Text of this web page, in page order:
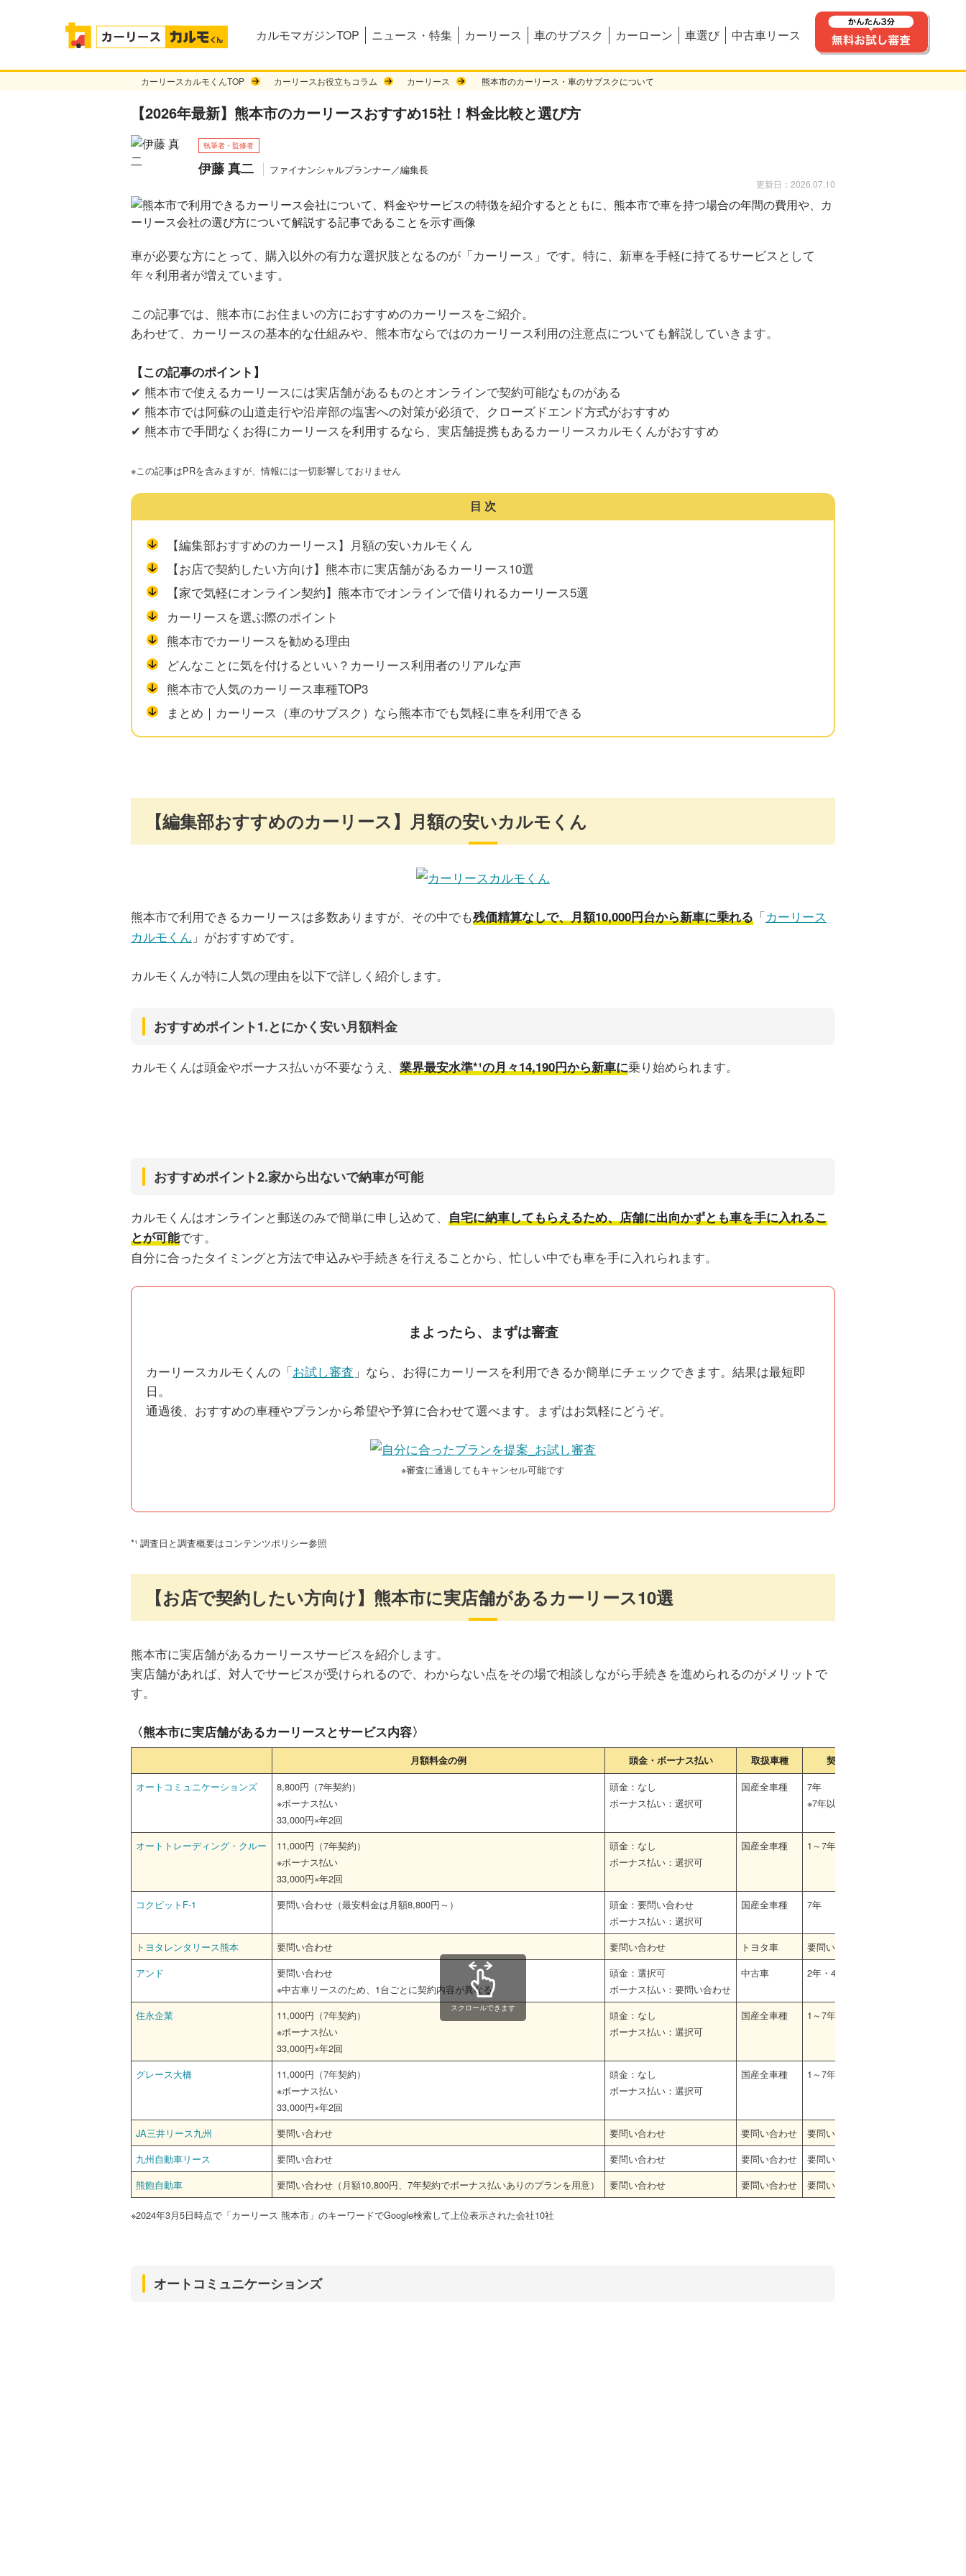
カルモマガジンTOP ニュース・特集 カーリース 車のサブスク カーローン 車選び 中古車リース
カーリースカルモくんTOP カーリースお役立ちコラム カーリース 熊本市のカーリース・車のサブスクについて
【2026年最新】熊本市のカーリースおすすめ15社！料金比較と選び方
執筆者・監修者
伊藤 真二 ファイナンシャルプランナー／編集長
更新日：2026.07.10
車が必要な方にとって、購入以外の有力な選択肢となるのが「カーリース」です。特に、新車を手軽に持てるサービスとして
年々利用者が増えています。
この記事では、熊本市にお住まいの方におすすめのカーリースをご紹介。
あわせて、カーリースの基本的な仕組みや、熊本市ならではのカーリース利用の注意点についても解説していきます。
【この記事のポイント】
✔ 熊本市で使えるカーリースには実店舗があるものとオンラインで契約可能なものがある
✔ 熊本市では阿蘇の山道走行や沿岸部の塩害への対策が必須で、クローズドエンド方式がおすすめ
✔ 熊本市で手間なくお得にカーリースを利用するなら、実店舗提携もあるカーリースカルモくんがおすすめ
※この記事はPRを含みますが、情報には一切影響しておりません
目次
【編集部おすすめのカーリース】月額の安いカルモくん
【お店で契約したい方向け】熊本市に実店舗があるカーリース10選
【家で気軽にオンライン契約】熊本市でオンラインで借りれるカーリース5選
カーリースを選ぶ際のポイント
熊本市でカーリースを勧める理由
どんなことに気を付けるといい？カーリース利用者のリアルな声
熊本市で人気のカーリース車種TOP3
まとめ｜カーリース（車のサブスク）なら熊本市でも気軽に車を利用できる
【編集部おすすめのカーリース】月額の安いカルモくん
熊本市で利用できるカーリースは多数ありますが、その中でも残価精算なしで、月額10,000円台から新車に乗れる 「カーリース
カルモくん 」がおすすめです。
カルモくんが特に人気の理由を以下で詳しく紹介します。
おすすめポイント1.とにかく安い月額料金
カルモくんは頭金やボーナス払いが不要なうえ、 業界最安水準*¹の月々14,190円から新車に乗り始められます。
おすすめポイント2.家から出ないで納車が可能
カルモくんはオンラインと郵送のみで簡単に申し込めて、
自宅に納車してもらえるため、店舗に出向かずとも車を手に入れるこ
とが可能です。
自分に合ったタイミングと方法で申込みや手続きを行えることから、忙しい中でも車を手に入れられます。
まよったら、まずは審査
カーリースカルモくんの「お試し審査 」なら、お得にカーリースを利用できるか簡単にチェックできます。結果は最短即
日。
通過後、おすすめの車種やプランから希望や予算に合わせて選べます。まずはお気軽にどうぞ。
※審査に通過してもキャンセル可能です
*¹ 調査日と調査概要はコンテンツポリシー参照
【お店で契約したい方向け】熊本市に実店舗があるカーリース10選
熊本市に実店舗があるカーリースサービスを紹介します。
実店舗があれば、対人でサービスが受けられるので、わからない点をその場で相談しながら手続きを進められるのがメリットで
す。
〈熊本市に実店舗があるカーリースとサービス内容〉
月額料金の例 頭金・ボーナス払い 取扱車種 契約期間
オートコミュニケーションズ
8,800円（7年契約）
※ボーナス払い
33,000円×年2回
頭金：なし
ボーナス払い：選択可
国産全車種
7年
※7年以外も相談可
オートトレーディング・クルー
11,000円（7年契約）
※ボーナス払い
33,000円×年2回
頭金：なし
ボーナス払い：選択可
国産全車種 1～7年
コクピットF-1 要問い合わせ（最安料金は月額8,800円～）
頭金：要問い合わせ
ボーナス払い：選択可
国産全車種 7年
トヨタレンタリース熊本 要問い合わせ 要問い合わせ トヨタ車
要問い合わせ
アンド
要問い合わせ
※中古車リースのため、1台ごとに契約内容が異なる
頭金：選択可
ボーナス払い：要問い合わせ
中古車 2年・4年
住永企業
11,000円（7年契約）
※ボーナス払い
33,000円×年2回
頭金：なし
ボーナス払い：選択可
国産全車種 1～7年
グレース大橋
11,000円（7年契約）
※ボーナス払い
33,000円×年2回
頭金：なし
ボーナス払い：選択可
国産全車種 1～7年
JA三井リース九州 要問い合わせ 要問い合わせ 要問い合わせ
要問い合わせ
九州自動車リース
要問い合わせ 要問い合わせ 要問い合わせ
要問い合わせ
熊飽自動車
要問い合わせ（月額10,800円、7年契約でボーナス払いありのプランを用意） 要問い合わせ 要問い合わせ 要問い合わせ
スクロールできます
※2024年3月5日時点で「カーリース 熊本市」のキーワードでGoogle検索して上位表示された会社10社
オートコミュニケーションズ